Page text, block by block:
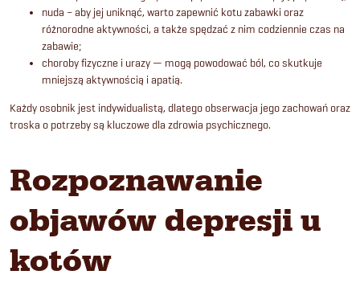
nuda – aby jej uniknąć, warto zapewnić kotu zabawki oraz
różnorodne aktywności, a także spędzać z nim codziennie czas na
zabawie;
choroby fizyczne i urazy — mogą powodować ból, co skutkuje
mniejszą aktywnością i apatią.
Każdy osobnik jest indywidualistą, dlatego obserwacja jego zachowań oraz
troska o potrzeby są kluczowe dla zdrowia psychicznego.
Rozpoznawanie
objawów depresji u
kotów